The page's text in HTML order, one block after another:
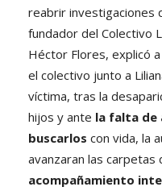
reabrir investigaciones
fundador del Colectivo
Héctor Flores, explicó
el colectivo junto a
víctima, tras la
hijos y ante la falta de
buscarlos con vida, la
avanzaran las carpetas
acompañamiento